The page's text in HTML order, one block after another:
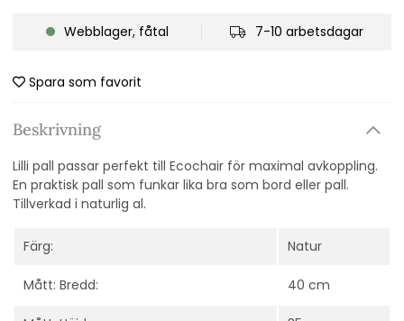
Webblager, fåtal 7-10 arbetsdagar
Spara som favorit
Beskrivning
Lilli pall passar perfekt till Ecochair för maximal avkoppling.
En praktisk pall som funkar lika bra som bord eller pall.
Tillverkad i naturlig al.
Färg: Natur
Mått: Bredd: 40 cm